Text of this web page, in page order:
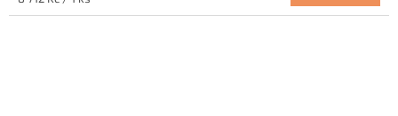
cena: